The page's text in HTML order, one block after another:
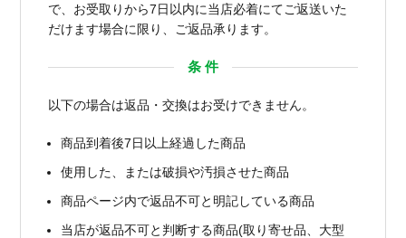
で、お受取りから7日以内に当店必着にてご返送いた
だけます場合に限り、ご返品承ります。
条 件
以下の場合は返品・交換はお受けできません。
商品到着後7日以上経過した商品
使用した、または破損や汚損させた商品
商品ページ内で返品不可と明記している商品
当店が返品不可と判断する商品(取り寄せ品、大型